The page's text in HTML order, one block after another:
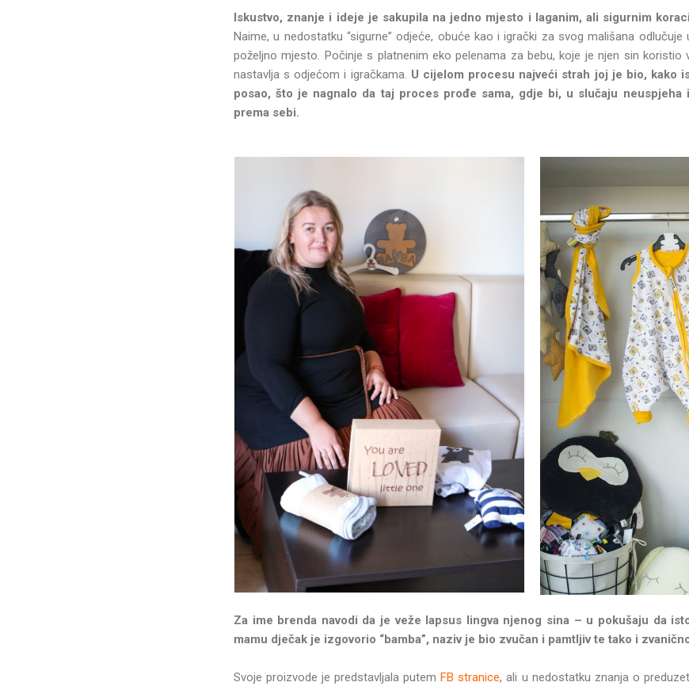
Iskustvo, znanje i ideje je sakupila na jedno mjesto i laganim, ali sigurnim
Naime, u nedostatku “sigurne” odjeće, obuće kao i igrački za svog mališana
poželjno mjesto. Počinje s platnenim eko pelenama za bebu, koje je njen sin koristio
nastavlja s odjećom i igračkama. U cijelom procesu najveći strah joj je bio, kako
posao, što je nagnalo da taj proces prođe sama, gdje bi, u slučaju neuspjeha
prema sebi.
Za ime brenda navodi da je veže lapsus lingva njenog sina – u pokušaju da
mamu dječak je izgovorio “bamba”, naziv je bio zvučan i pamtljiv te tako i
Svoje proizvode je predstavljala putemFB stranice, ali u nedostatku znanja o